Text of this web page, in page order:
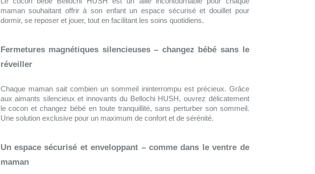
maman souhaitant offrir à son enfant un espace sécurisé et douillet pour
dormir, se reposer et jouer, tout en facilitant les soins quotidiens.
Fermetures magnétiques silencieuses – changez bébé sans le
réveiller
Chaque maman sait combien un sommeil ininterrompu est précieux. Grâce
aux aimants silencieux et innovants du Bellochi HUSH, ouvrez délicatement
le cocon et changez bébé en toute tranquillité, sans perturber son sommeil.
Une solution exclusive pour un maximum de confort et de sérénité.
Un espace sécurisé et enveloppant – comme dans le ventre de
maman